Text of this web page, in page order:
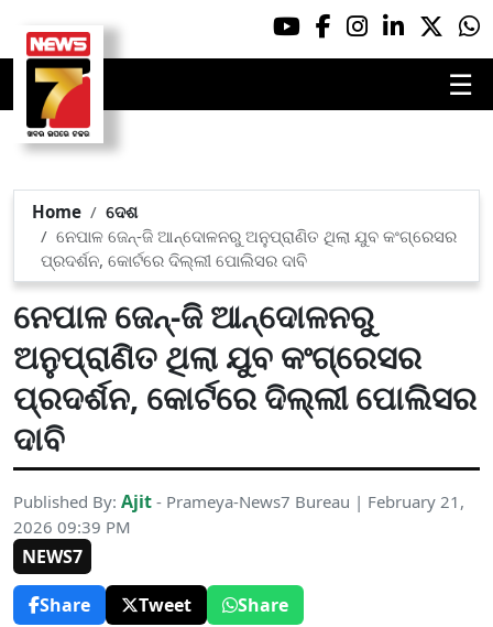
☰
Home
ଦେଶ
ନେପାଳ ଜେନ୍-ଜି ଆନ୍ଦୋଳନରୁ ଅନୁପ୍ରାଣିତ ଥିଲା ଯୁବ କଂଗ୍ରେସର
ପ୍ରଦର୍ଶନ, କୋର୍ଟରେ ଦିଲ୍ଲୀ ପୋଲିସର ଦାବି
ନେପାଳ ଜେନ୍-ଜି ଆନ୍ଦୋଳନରୁ
ଅନୁପ୍ରାଣିତ ଥିଲା ଯୁବ କଂଗ୍ରେସର
ପ୍ରଦର୍ଶନ, କୋର୍ଟରେ ଦିଲ୍ଲୀ ପୋଲିସର
ଦାବି
Published By: Ajit - Prameya-News7 Bureau | February 21,
2026 09:39 PM
NEWS7
Share
Tweet Share